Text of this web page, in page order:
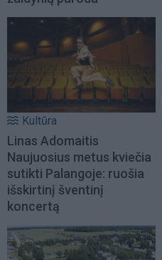
Kultūra
Linas Adomaitis
Naujuosius metus kviečia
sutikti Palangoje: ruošia
išskirtinį šventinį
koncertą